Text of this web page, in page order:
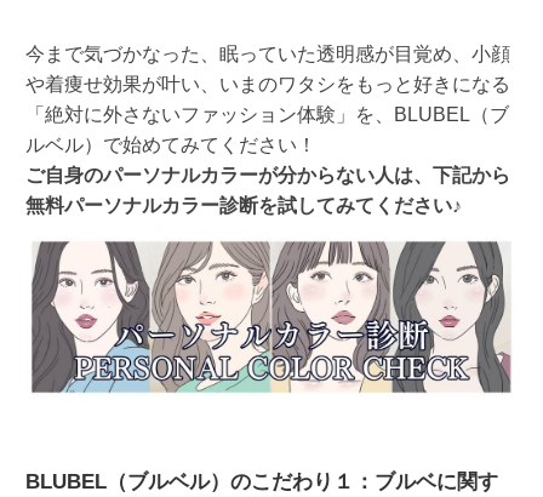
今まで気づかなった、眠っていた透明感が目覚め、小顔
や着痩せ効果が叶い、いまのワタシをもっと好きになる
「絶対に外さないファッション体験」を、BLUBEL（ブ
ルベル）で始めてみてください！
ご自身のパーソナルカラーが分からない人は、下記から
無料パーソナルカラー診断を試してみてください♪
BLUBEL（ブルベル）のこだわり１：ブルベに関す